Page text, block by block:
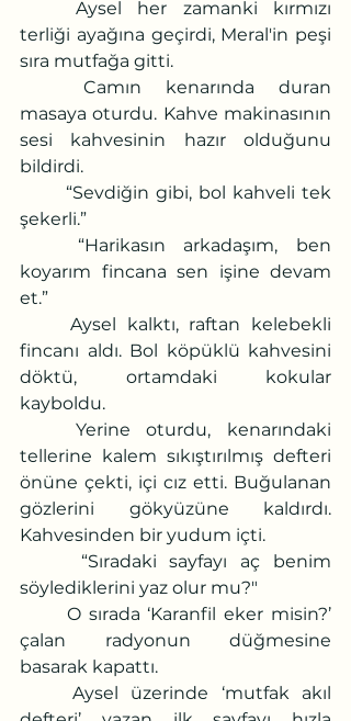
terliği ayağına geçirdi, Meral'in peşi
sıra mutfağa gitti.
masaya oturdu. Kahve makinasının
sesi kahvesinin hazır olduğunu
bildirdi.
şekerli.”
koyarım fincana sen işine devam
et.”
fincanı aldı. Bol köpüklü kahvesini
döktü, ortamdaki kokular
kayboldu.
tellerine kalem sıkıştırılmış defteri
önüne çekti, içi cız etti. Buğulanan
gözlerini gökyüzüne kaldırdı.
Kahvesinden bir yudum içti.
söylediklerini yaz olur mu?"
çalan radyonun düğmesine
basarak kapattı.